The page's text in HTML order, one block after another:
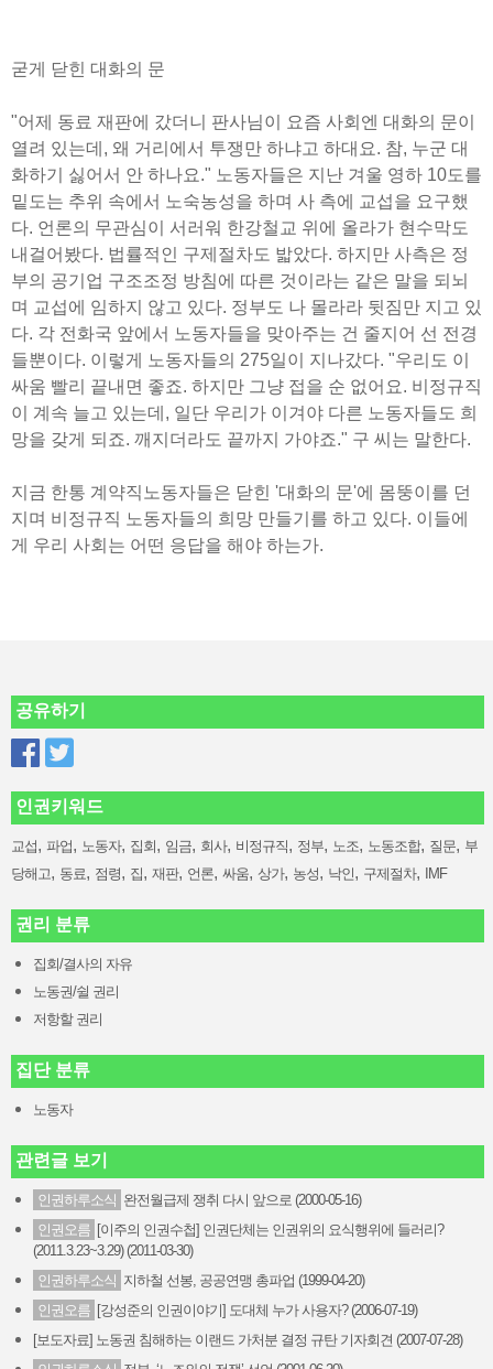
굳게 닫힌 대화의 문
"어제 동료 재판에 갔더니 판사님이 요즘 사회엔 대화의 문이
열려 있는데, 왜 거리에서 투쟁만 하냐고 하대요. 참, 누군 대
화하기 싫어서 안 하나요." 노동자들은 지난 겨울 영하 10도를
밑도는 추위 속에서 노숙농성을 하며 사 측에 교섭을 요구했
다. 언론의 무관심이 서러워 한강철교 위에 올라가 현수막도
내걸어봤다. 법률적인 구제절차도 밟았다. 하지만 사측은 정
부의 공기업 구조조정 방침에 따른 것이라는 같은 말을 되뇌
며 교섭에 임하지 않고 있다. 정부도 나 몰라라 뒷짐만 지고 있
다. 각 전화국 앞에서 노동자들을 맞아주는 건 줄지어 선 전경
들뿐이다. 이렇게 노동자들의 275일이 지나갔다. "우리도 이
싸움 빨리 끝내면 좋죠. 하지만 그냥 접을 순 없어요. 비정규직
이 계속 늘고 있는데, 일단 우리가 이겨야 다른 노동자들도 희
망을 갖게 되죠. 깨지더라도 끝까지 가야죠." 구 씨는 말한다.
지금 한통 계약직노동자들은 닫힌 '대화의 문'에 몸뚱이를 던
지며 비정규직 노동자들의 희망 만들기를 하고 있다. 이들에
게 우리 사회는 어떤 응답을 해야 하는가.
공유하기
인권키워드
교섭, 파업, 노동자, 집회, 임금, 회사, 비정규직, 정부, 노조, 노동조합, 질문, 부
당해고, 동료, 점령, 집, 재판, 언론, 싸움, 상가, 농성, 낙인, 구제절차, IMF
권리 분류
집회/결사의 자유
노동권/쉴 권리
저항할 권리
집단 분류
노동자
관련글 보기
인권하루소식 완전월급제 쟁취 다시 앞으로 (2000-05-16)
인권오름 [이주의 인권수첩] 인권단체는 인권위의 요식행위에 들러리?
(2011.3.23~3.29) (2011-03-30)
인권하루소식 지하철 선봉, 공공연맹 총파업 (1999-04-20)
인권오름 [강성준의 인권이야기] 도대체 누가 사용자? (2006-07-19)
[보도자료] 노동권 침해하는 이랜드 가처분 결정 규탄 기자회견 (2007-07-28)